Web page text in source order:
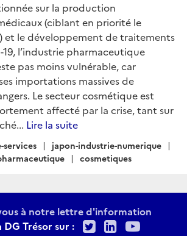
sur la production
(ciblant en priorité le
et le développement de traitements
l’industrie pharmaceutique
pas moins vulnérable, car
importations massives de
Le secteur cosmétique est
affecté par la crise, tant sur
Lire la suite
services
japon-industrie-numerique
cosmetiques
à notre lettre d'information
DG Trésor sur :
TwitterLinkedIn